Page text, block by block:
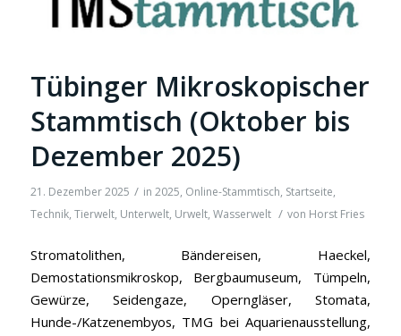
Tübinger Mikroskopischer
Stammtisch (Oktober bis
Dezember 2025)
21. Dezember 2025 / in 2025, Online-Stammtisch, Startseite,
Technik, Tierwelt, Unterwelt, Urwelt, Wasserwelt / von Horst Fries
Stromatolithen, Bändereisen, Haeckel,
Demostationsmikroskop, Bergbaumuseum, Tümpeln,
Gewürze, Seidengaze, Operngläser, Stomata,
Hunde-/Katzenembyos, TMG bei Aquarienausstellung,